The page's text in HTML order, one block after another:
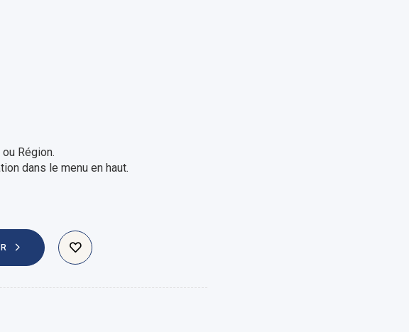
Région.
dans le menu en haut.